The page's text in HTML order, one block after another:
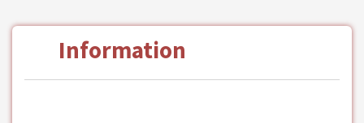
Information